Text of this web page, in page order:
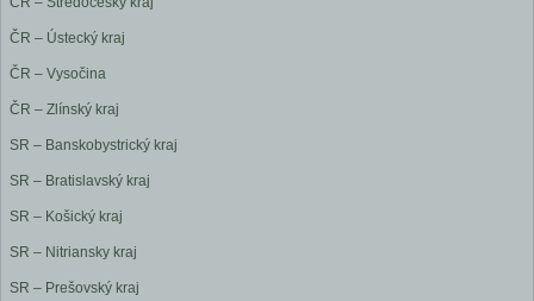
ČR – Ústecký kraj
ČR – Vysočina
ČR – Zlínský kraj
SR – Banskobystrický kraj
SR – Bratislavský kraj
SR – Košický kraj
SR – Nitriansky kraj
SR – Prešovský kraj